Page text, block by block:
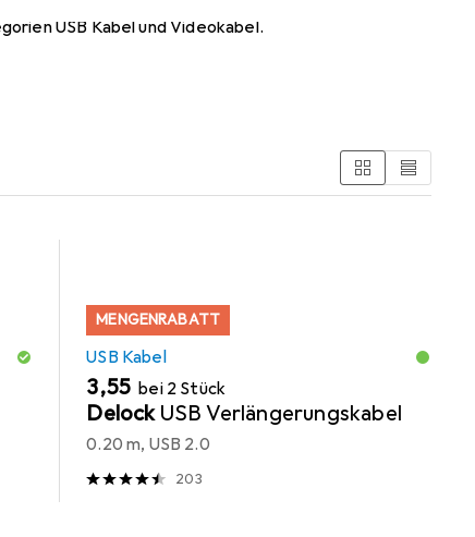
USB Kabel und Videokabel.
MENGENRABATT
USB Kabel
EUR
3,55 bei 2 Stück
Delock USB Verlängerungskabel
0.20 m, USB 2.0
203